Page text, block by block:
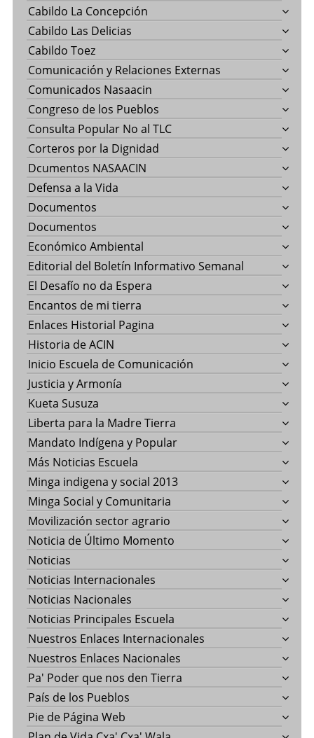
Cabildo La Concepción
Cabildo Las Delicias
Cabildo Toez
Comunicación y Relaciones Externas
Comunicados Nasaacin
Congreso de los Pueblos
Consulta Popular No al TLC
Corteros por la Dignidad
Dcumentos NASAACIN
Defensa a la Vida
Documentos
Documentos
Económico Ambiental
Editorial del Boletín Informativo Semanal
El Desafío no da Espera
Encantos de mi tierra
Enlaces Historial Pagina
Historia de ACIN
Inicio Escuela de Comunicación
Justicia y Armonía
Kueta Susuza
Liberta para la Madre Tierra
Mandato Indígena y Popular
Más Noticias Escuela
Minga indigena y social 2013
Minga Social y Comunitaria
Movilización sector agrario
Noticia de Último Momento
Noticias
Noticias Internacionales
Noticias Nacionales
Noticias Principales Escuela
Nuestros Enlaces Internacionales
Nuestros Enlaces Nacionales
Pa' Poder que nos den Tierra
País de los Pueblos
Pie de Página Web